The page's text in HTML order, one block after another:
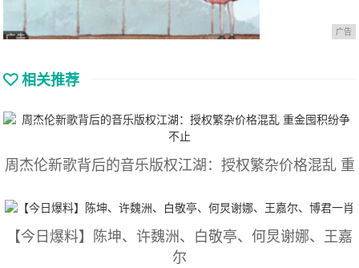
广告
相关推荐
周杰伦新歌背后的音乐版权江湖：授权繁杂价格混乱 重
【今日爆料】陈坤、许魏洲、白敬亭、何炅谢娜、王嘉
尔